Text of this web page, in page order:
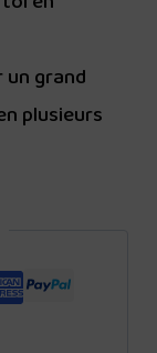
un grand
plusieurs